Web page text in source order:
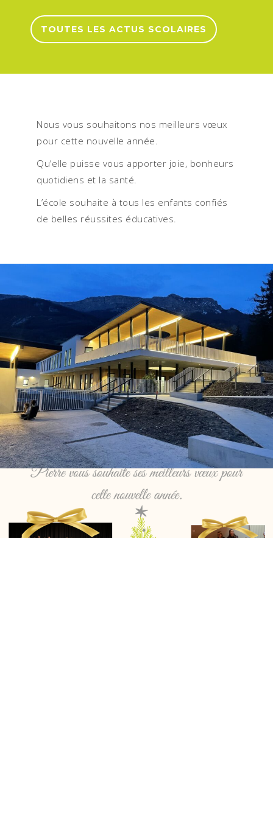
TOUTES LES ACTUS SCOLAIRES
Nous vous souhaitons nos meilleurs vœux
pour cette nouvelle année.
Qu’elle puisse vous apporter joie, bonheurs
quotidiens et la santé.
L’école souhaite à tous les enfants confiés
de belles réussites éducatives.